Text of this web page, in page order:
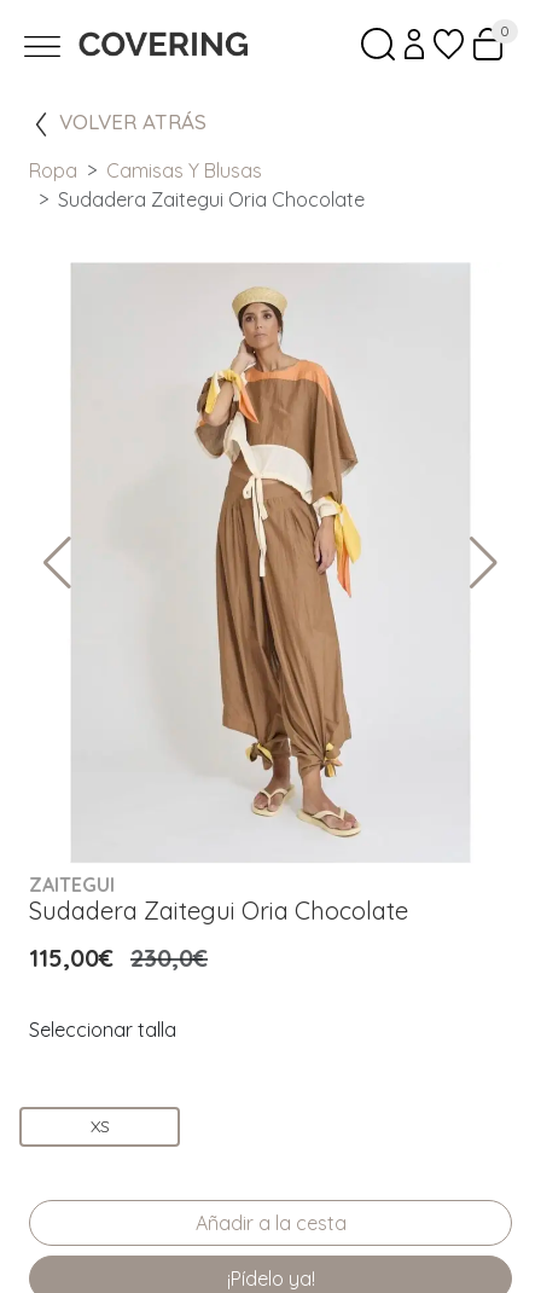
0
VOLVER ATRÁS
Ropa
Camisas Y Blusas
Sudadera Zaitegui Oria Chocolate
ZAITEGUI
Sudadera Zaitegui Oria Chocolate
115,00€ 230,0€
Seleccionar talla
XS
¡Pídelo ya!